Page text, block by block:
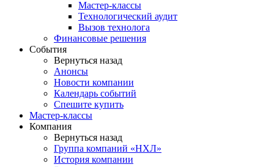
Мастер-классы
Технологический аудит
Вызов технолога
Финансовые решения
События
Вернуться назад
Анонсы
Новости компании
Календарь событий
Спешите купить
Мастер-классы
Компания
Вернуться назад
Группа компаний «НХЛ»
История компании